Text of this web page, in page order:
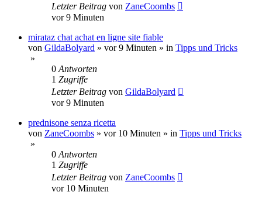
Letzter Beitrag von ZaneCoombs
vor 9 Minuten
mirataz chat achat en ligne site fiable
von GildaBolyard » vor 9 Minuten » in Tipps und Tricks
»
0 Antworten
1 Zugriffe
Letzter Beitrag von GildaBolyard
vor 9 Minuten
prednisone senza ricetta
von ZaneCoombs » vor 10 Minuten » in Tipps und Tricks
»
0 Antworten
1 Zugriffe
Letzter Beitrag von ZaneCoombs
vor 10 Minuten